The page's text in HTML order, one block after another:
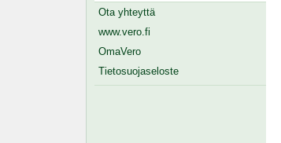
Ota yhteyttä
www.vero.fi
OmaVero
Tietosuojaseloste